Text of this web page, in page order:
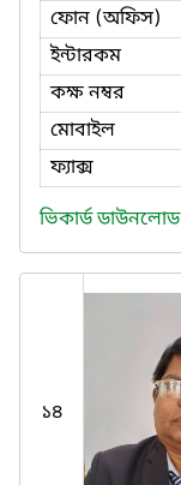
ফোন (অফিস)
ইন্টারকম
কক্ষ নম্বর
মোবাইল
ফ্যাক্স
ভিকার্ড
১৪